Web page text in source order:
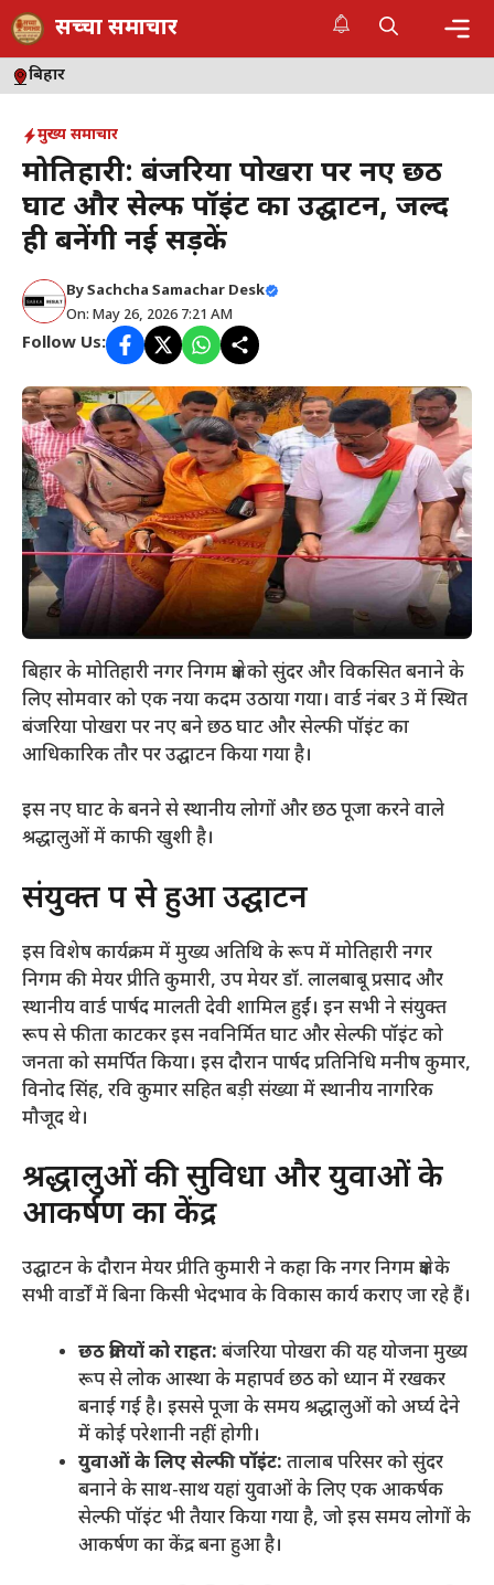
Skip
to
content
सच्चा समाचार
बिहार
मुख्य समाचार
मोतिहारी: बंजरिया पोखरा पर नए छठ
घाट और सेल्फी पॉइंट का उद्घाटन, जल्द
ही बनेंगी नई सड़कें
BySachcha Samachar Desk
On: May 26, 2026 7:21 AM
Follow Us:
बिहार के मोतिहारी नगर निगम क्षेत्र को सुंदर और विकसित बनाने के
लिए सोमवार को एक नया कदम उठाया गया। वार्ड नंबर 3 में स्थित
बंजरिया पोखरा पर नए बने छठ घाट और सेल्फी पॉइंट का
आधिकारिक तौर पर उद्घाटन किया गया है।
​इस नए घाट के बनने से स्थानीय लोगों और छठ पूजा करने वाले
श्रद्धालुओं में काफी खुशी है।
​संयुक्त रूप से हुआ उद्घाटन
​इस विशेष कार्यक्रम में मुख्य अतिथि के रूप में मोतिहारी नगर
निगम की मेयर प्रीति कुमारी, उप मेयर डॉ. लालबाबू प्रसाद और
स्थानीय वार्ड पार्षद मालती देवी शामिल हुईं। इन सभी ने संयुक्त
रूप से फीता काटकर इस नवनिर्मित घाट और सेल्फी पॉइंट को
जनता को समर्पित किया। इस दौरान पार्षद प्रतिनिधि मनीष कुमार,
विनोद सिंह, रवि कुमार सहित बड़ी संख्या में स्थानीय नागरिक
मौजूद थे।
​श्रद्धालुओं की सुविधा और युवाओं के
आकर्षण का केंद्र
​उद्घाटन के दौरान मेयर प्रीति कुमारी ने कहा कि नगर निगम क्षेत्र के
सभी वार्डों में बिना किसी भेदभाव के विकास कार्य कराए जा रहे हैं।
छठ व्रतियों को राहत: बंजरिया पोखरा की यह योजना मुख्य
रूप से लोक आस्था के महापर्व छठ को ध्यान में रखकर
बनाई गई है। इससे पूजा के समय श्रद्धालुओं को अर्घ्य देने
में कोई परेशानी नहीं होगी।
युवाओं के लिए सेल्फी पॉइंट: तालाब परिसर को सुंदर
बनाने के साथ-साथ यहां युवाओं के लिए एक आकर्षक
सेल्फी पॉइंट भी तैयार किया गया है, जो इस समय लोगों के
आकर्षण का केंद्र बना हुआ है।